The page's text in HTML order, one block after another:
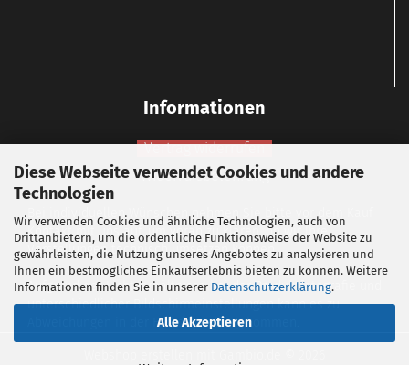
Diese Webseite verwendet Cookies und andere
Technologien
Wir verwenden Cookies und ähnliche Technologien, auch von
Drittanbietern, um die ordentliche Funktionsweise der Website zu
gewährleisten, die Nutzung unseres Angebotes zu analysieren und
Ihnen ein bestmögliches Einkaufserlebnis bieten zu können. Weitere
Informationen finden Sie in unserer Datenschutzerklärung.
Alle Akzeptieren
Informationen
Vertrag widerrufen
Widerrufsbelehrung
Bei individuellen Wünschen nehmen Sie bitte vor dem Kauf
Kontakt mit uns auf, um vorab zu klären, ob wir Ihre
Vorstellungen technisch umsetzen können.
Aufgrund der Lichtverhältnisse bei der Produktfotografie und
unterschiedlicher Bildschirmeinstellungen kann es zu
Abweichungen in der Farbdarstellung kommen.